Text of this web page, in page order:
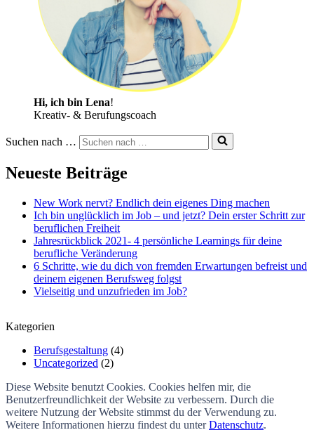
Hi, ich bin Lena!
Kreativ- & Berufungscoach
Suchen nach …
Neueste Beiträge
New Work nervt? Endlich dein eigenes Ding machen
Ich bin unglücklich im Job – und jetzt? Dein erster Schritt zur
beruflichen Freiheit​
Jahresrückblick 2021- 4 persönliche Learnings für deine
berufliche Veränderung
6 Schritte, wie du dich von fremden Erwartungen befreist und
deinem eigenen Berufsweg folgst
Vielseitig und unzufrieden im Job?
Kategorien
Berufsgestaltung (4)
Uncategorized (2)
Diese Website benutzt Cookies. Cookies helfen mir, die
Benutzerfreundlichkeit der Website zu verbessern. Durch die
weitere Nutzung der Website stimmst du der Verwendung zu.
Weitere Informationen hierzu findest du unterDatenschutz.